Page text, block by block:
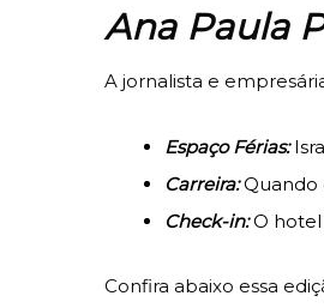
Ana Paula
A jornalista e
Espaço Férias:
Carreira: Quando
Check-in:O hotel
Confira abaixo essa